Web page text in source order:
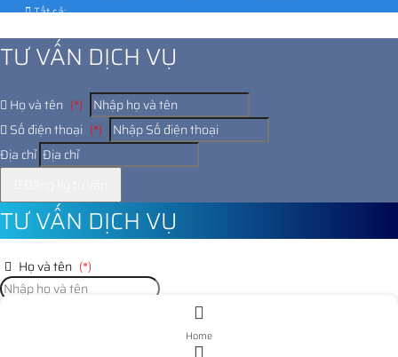
Tất cả:
TƯ VẤN DỊCH VỤ
Họ và tên (*)
Số điện thoại (*)
Địa chỉ
TƯ VẤN DỊCH VỤ
Họ và tên (*)
Home